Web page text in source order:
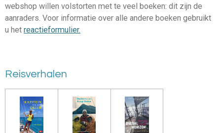
webshop willen volstorten met te veel boeken: dit zijn de
aanraders. Voor informatie over alle andere boeken gebruikt
u het reactieformulier.
Reisverhalen